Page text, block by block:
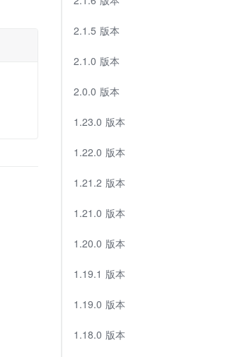
2.1.5 版本
2.1.0 版本
2.0.0 版本
1.23.0 版本
1.22.0 版本
1.21.2 版本
1.21.0 版本
1.20.0 版本
1.19.1 版本
1.19.0 版本
1.18.0 版本